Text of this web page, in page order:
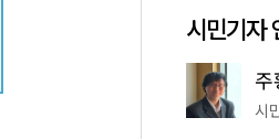
시민기자
시